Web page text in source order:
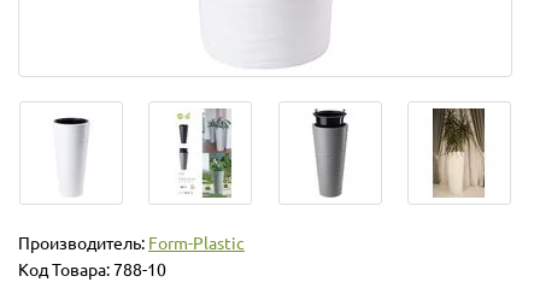
Производитель: Form-Plastic
Код Товара:788-10